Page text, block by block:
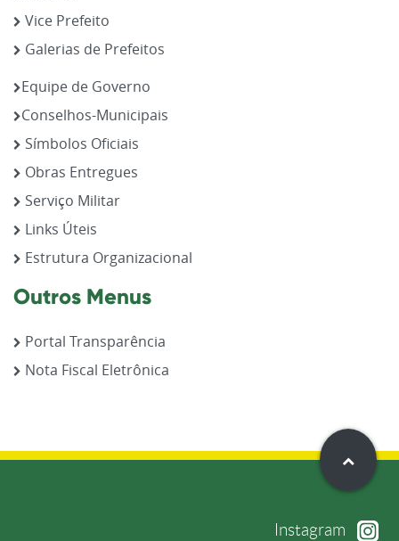
Vice Prefeito
Galerias de Prefeitos
Equipe de Governo
Conselhos-Municipais
Símbolos Oficiais
Obras Entregues
Serviço Militar
Links Úteis
Estrutura Organizacional
Outros Menus
Portal Transparência
Nota Fiscal Eletrônica
Instagram